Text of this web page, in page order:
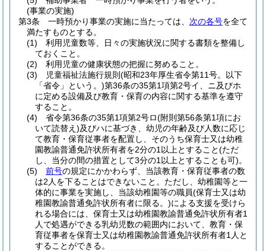
(事業の実施)
第3条
一時預かり事業の実施に当たっては、 次の各号を全て
満たすものとする。
(1)
利用児童数等、日々の実施状況に関する書類を整備し
ておくこと。
(2)
利用児童の健康状態の把握に努めること。
(3)
児童福祉法施行規則 (昭和23年厚生省令第11号。以下
「省令」という。)第36条の35第1項第2号イ、ニ及びホ
に定める設備及び教育・保育の内容に関する基準を遵守
すること。
(4)
省令第36条の35第1項第2号ロ(附則第56条第1項にお
いて読替え)及びハに基づき、幼児の年齢及び人数に応じ
て教育・保育従事者を配置し、そのうち保育士又は幼稚
園教諭普通免許状所有者を2分の1以上とすること(ただ
し、当分の間の措置として3分の1以上とすることも可)。
(5)
前号の規定にかかわらず、当該教育・保育従事者の数
は2人を下ることはできないこと。 ただし、幼稚園等と一
体的に事業を実施し、当該幼稚園等の職員(保育士又は幼
稚園教諭普通免許状所有者に限る。)による支援を受けら
れる場合には、保育士又は幼稚園教諭普通免許状所有者1
人で処遇ができる乳幼児数の範囲内において、教育・保
育従事者を保育士又は幼稚園教諭普通免許状所有者1人と
することができる。